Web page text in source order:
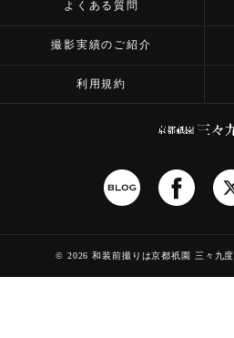
よくある質問
撮影実績のご紹介
利用規約
© 2026 和装前撮りは京都祇園 三々九度